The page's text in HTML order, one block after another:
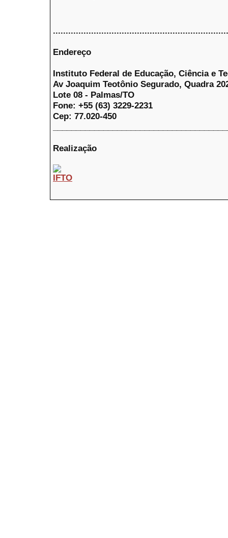
Endereço
Instituto Federal de Educação, Ciência e
Av Joaquim Teotônio Segurado, Quadra
Lote 08 - Palmas/TO
Fone: +55 (63) 3229-2231
Cep: 77.020-450
Realização